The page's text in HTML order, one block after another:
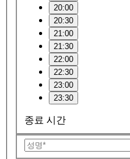
20:00
20:30
21:00
21:30
22:00
22:30
23:00
23:30
종료 시간